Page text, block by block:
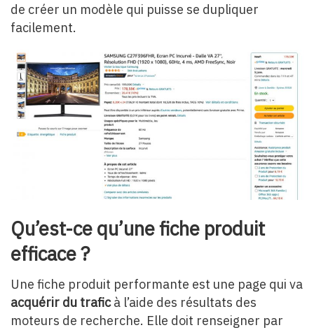
de créer un modèle qui puisse se dupliquer
facilement.
Qu’est-ce qu’une fiche produit
efficace ?
Une fiche produit performante est une page qui va
acquérir du traficà l’aide des résultats des
moteurs de recherche. Elle doit renseigner par